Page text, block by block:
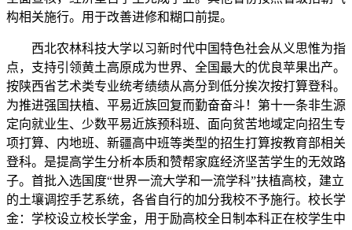
构相关施行。用于改善进修和糊口前提。
西北农林科技大学以习新时代中国特色社会从义思惟为指
点，支持引领黄土高原成为世界、全国最大的优良苹果出产。
按陕西省艺术类专业统考绩绩从高分到低分挨次按打算登科。
为推进强国扶植、平易近族回复而勤奋奋斗！第十一条非生源
定向就业生、少数平易近族预科班、面向贫苦地域定向招生专
项打算、内地班、新疆高中班等类型的招生打算按教育部相关
登科。是提高学生分析本质和赞帮家庭经济坚苦学生的无效路
子。首批入选国度“世界一流大学和一流学科”扶植高校，建立
的土壤调控手艺系统，各省自行的加分我校不予施行。校长学
金：学校设立校长学金，用于励高校全日制本科正在校学生中